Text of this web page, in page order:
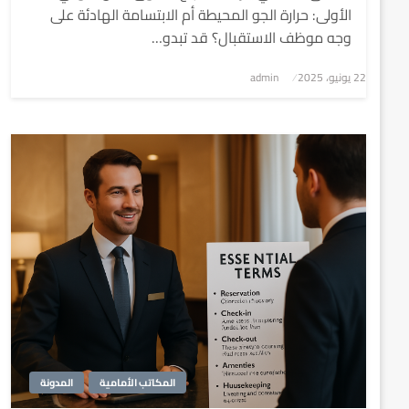
الأولى: حرارة الجو المحيطة أم الابتسامة الهادئة على
وجه موظف الاستقبال؟ قد تبدو…
نُشر
22 يونيو، 2025 admin
المدونة المكاتب الأمامية